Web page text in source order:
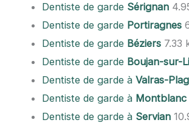
Dentiste de garde Sérignan
Dentiste de garde Portiragnes
Dentiste de garde Béziers 7.33
Dentiste de garde Boujan-sur-
Dentiste de garde àValras-
Dentiste de garde à Montblanc
Dentiste de garde à Servian